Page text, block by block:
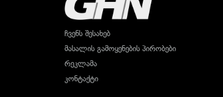
ჩვენს შესახებ
მასალის გამოყენების პირობები
რეკლამა
კონტაქტი